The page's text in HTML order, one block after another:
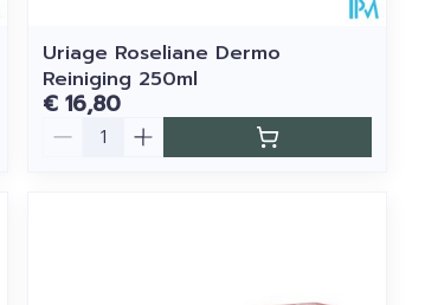
Uriage Roseliane Dermo
Reiniging 250ml
€ 16,80
Aantal